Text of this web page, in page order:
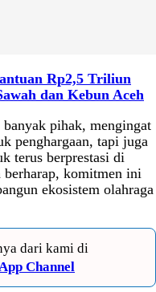
Rp2,5 Triliun
dan Kebun Aceh
pihak, mengingat
penghargaan, tapi juga
terus berprestasi di
berharap, komitmen ini
ekosistem olahraga
dari kami di
Channel